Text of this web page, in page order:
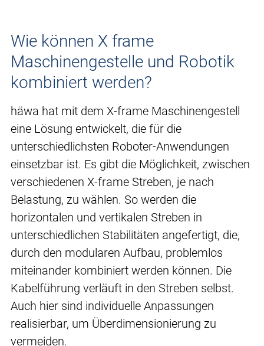
Wie können X frame
Maschinengestelle und Robotik
kombiniert werden?
häwa hat mit dem X-frame Maschinengestell
eine Lösung entwickelt, die für die
unterschiedlichsten Roboter-Anwendungen
einsetzbar ist. Es gibt die Möglichkeit, zwischen
verschiedenen X-frame Streben, je nach
Belastung, zu wählen. So werden die
horizontalen und vertikalen Streben in
unterschiedlichen Stabilitäten angefertigt, die,
durch den modularen Aufbau, problemlos
miteinander kombiniert werden können. Die
Kabelführung verläuft in den Streben selbst.
Auch hier sind individuelle Anpassungen
realisierbar, um Überdimensionierung zu
vermeiden.